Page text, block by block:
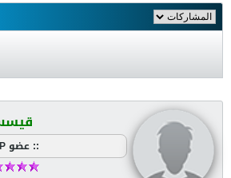
:: عضو VIP ::